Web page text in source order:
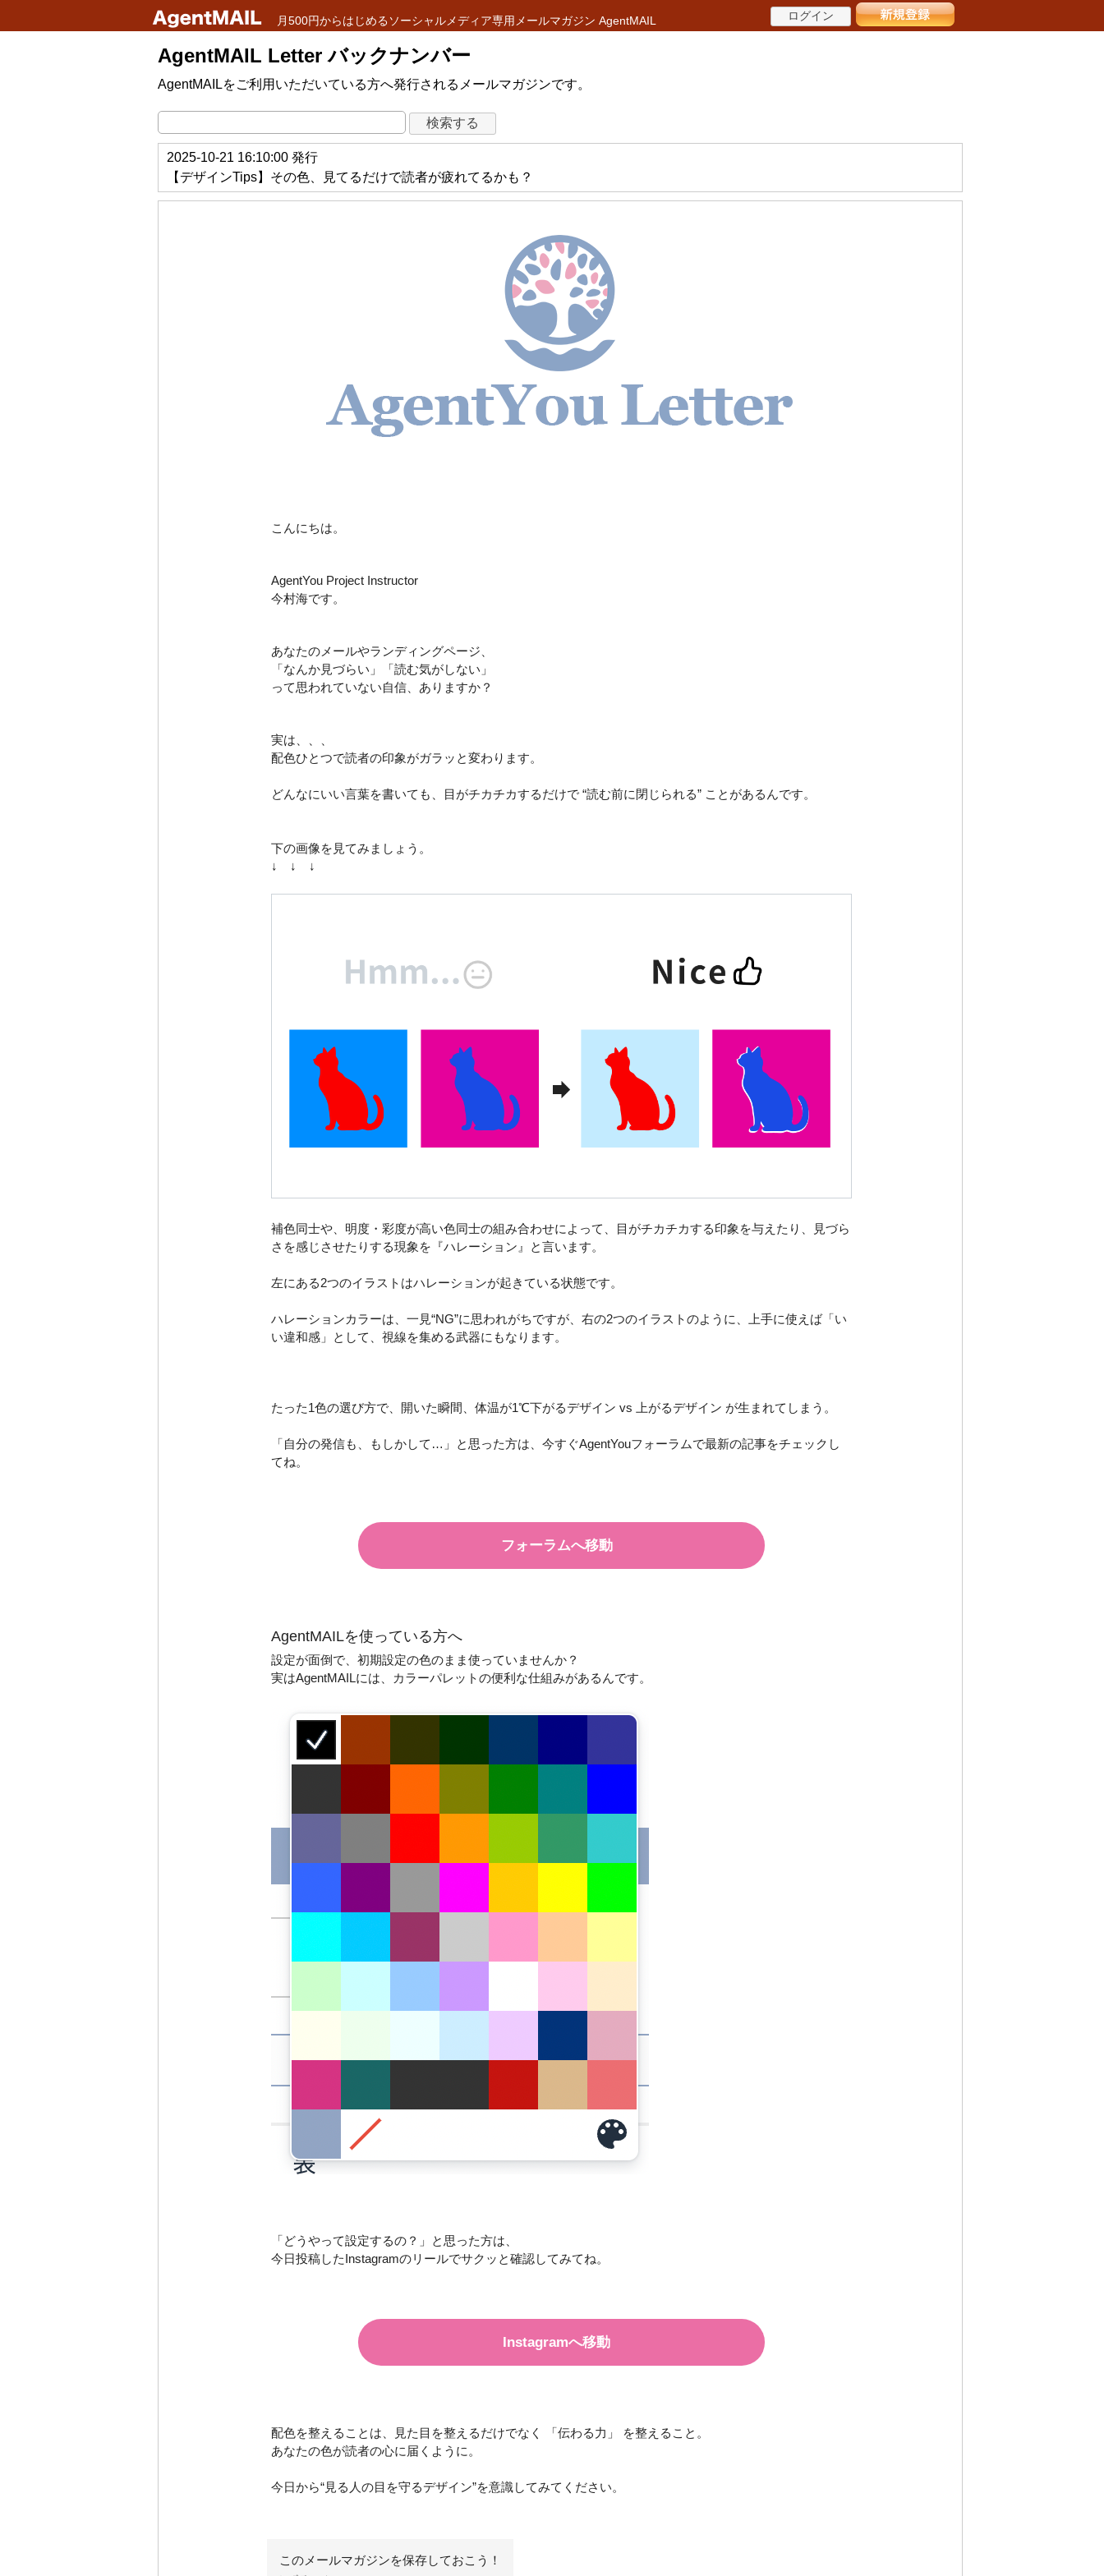
月500円からはじめるソーシャルメディア専用メールマガジン AgentMAIL
AgentMAIL Letter バックナンバー
AgentMAILをご利用いただいている方へ発行されるメールマガジンです。
2025-10-21 16:10:00 発行
【デザインTips】その色、見てるだけで読者が疲れてるかも？
こんにちは。
AgentYou Project Instructor
今村海です。
あなたのメールやランディングページ、
「なんか見づらい」「読む気がしない」
って思われていない自信、ありますか？
実は、、、
配色ひとつで読者の印象がガラッと変わります。
どんなにいい言葉を書いても、目がチカチカするだけで “読む前に閉じられる” ことがあるんです。
下の画像を見てみましょう。
↓ ↓ ↓
補色同士や、 明度・彩度が高い色同士の組み合わせによって、 目がチカチカする印象を与えたり、
見づら
さ を感じさせたりする現象を『ハレーション』と言います。
左にある2つのイラストはハレーションが起きている状態です。
ハレーションカラーは、一見“NG”に思われがちですが、右の2つのイラストのように、
上手に使えば「い
い違和感」として、視線を集める武器にもなります。
たった1色の選び方で、 開いた瞬間、体温が1℃下がるデザイン vs 上がるデザイン が生まれてしまう。
「自分の発信も、もしかして…」と思った方は、今すぐAgentYouフォーラムで最新の記事をチェックし
てね。
フォーラムへ移動
AgentMAILを使っている方へ
設定が面倒で、初期設定の色のまま使っていませんか？
実はAgentMAILには、
カラーパレットの便利な仕組みがあるんです。
「どうやって設定するの？」と思った方は、
今日投稿したInstagramのリールでサクッと確認してみてね。
Instagramへ移動
配色を整えることは、見た目を整えるだけでなく 「伝わる力」
を整えること。
あなたの色が読者の心に届くように。
今日から“見る人の目を守るデザイン”を意識してみてください。
このメールマガジンを保存しておこう！